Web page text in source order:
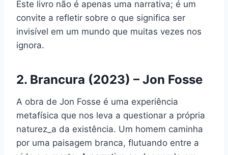
Este livro não é apenas uma narrativa; é um
convite a refletir sobre o que significa ser
invisível em um mundo que muitas vezes nos
ignora.
2. Brancura (2023) – Jon Fosse
A obra de Jon Fosse é uma experiência
metafísica que nos leva a questionar a própria
naturez_a da existência. Um homem caminha
por uma paisagem branca, flutuando entre a